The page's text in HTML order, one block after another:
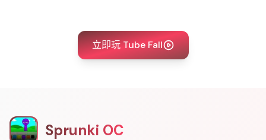
立即玩 Tube Fall
Sprunki OC